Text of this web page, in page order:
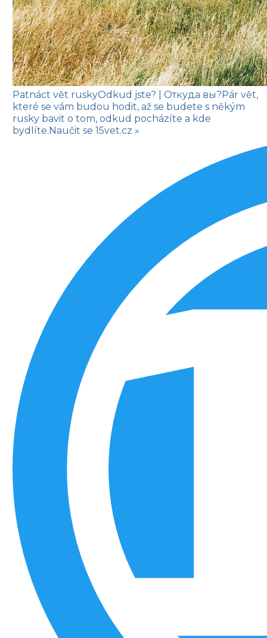
Patnáct vět ruskyOdkud jste? | Откуда вы?Pár vět,
které se vám budou hodit, až se budete s někým
rusky bavit o tom, odkud pocházíte a kde
bydlíte.Naučit se 15vet.cz »